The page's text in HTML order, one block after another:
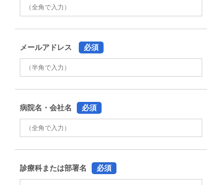
メールアドレス 必須
病院名・会社名 必須
診療科または部署名 必須